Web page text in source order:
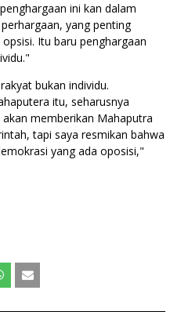
ini kan dalam
yang penting
Itu baru penghargaan
bukan individu.
itu, seharusnya
memberikan Mahaputra
tapi saya resmikan bahwa
yang ada oposisi,"